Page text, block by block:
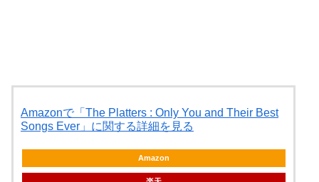
Amazonで「The Platters : Only You and Their Best
Songs Ever」に関する詳細を見る
Amazon